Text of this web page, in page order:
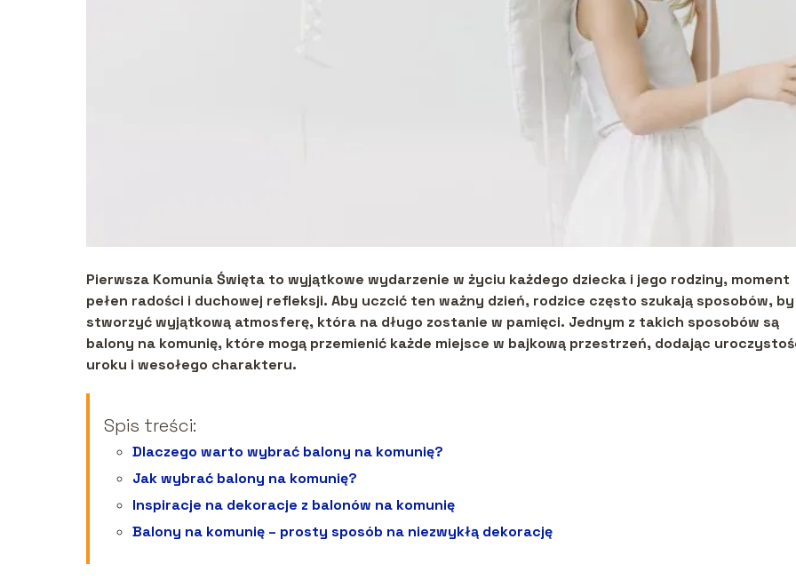
Pierwsza Komunia Święta to wyjątkowe wydarzenie w życiu każdego dziecka i jego rodziny, moment
pełen radości i duchowej refleksji. Aby uczcić ten ważny dzień, rodzice często szukają sposobów, by
stworzyć wyjątkową atmosferę, która na długo zostanie w pamięci. Jednym z takich sposobów są
balony na komunię, które mogą przemienić każde miejsce w bajkową przestrzeń, dodając
uroku i wesołego charakteru.
Spis treści:
Dlaczego warto wybrać balony na komunię?
Jak wybrać balony na komunię?
Inspiracje na dekoracje z balonów na komunię
Balony na komunię – prosty sposób na niezwykłą dekorację